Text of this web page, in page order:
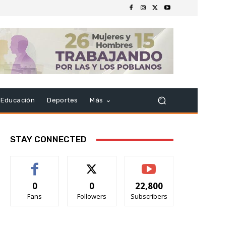
Educación Deportes Más
STAY CONNECTED
0
Fans
0
Followers
22,800
Subscribers